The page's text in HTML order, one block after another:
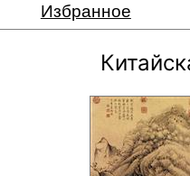
Избранное